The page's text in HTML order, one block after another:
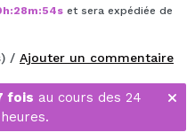
h:28m:54s et sera expédiée de
/ Ajouter un commentaire
fois au cours des 24